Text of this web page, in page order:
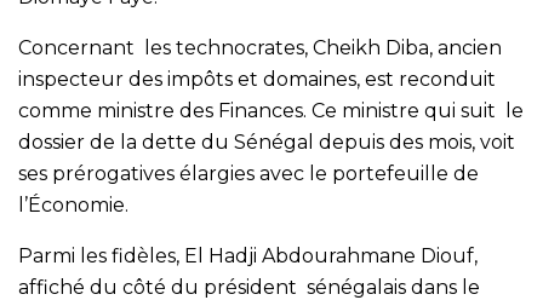
Concernant les technocrates, Cheikh Diba, ancien
inspecteur des impôts et domaines, est reconduit
comme ministre des Finances. Ce ministre qui suit le
dossier de la dette du Sénégal depuis des mois, voit
ses prérogatives élargies avec le portefeuille de
l’Économie.
Parmi les fidèles, El Hadji Abdourahmane Diouf,
affiché du côté du président sénégalais dans le